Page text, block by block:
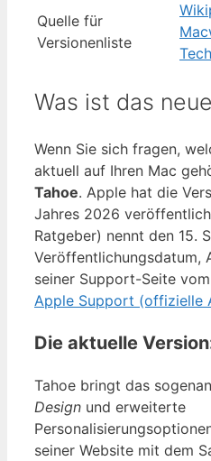
Quelle für
Versionenliste
Was ist das
Wenn Sie sich fragen,
aktuell auf Ihren Mac
Tahoe. Apple hat die
Jahres 2026
Ratgeber) nennt den 15.
Veröffentlichungsdatum,
seiner Support-Seite vom
Apple Support (offizielle
Die aktuelle
Tahoe bringt das
Design und erweiterte
seiner Website mit dem